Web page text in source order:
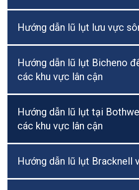
Hướng dẫn lũ lụt lưu vực
Hướng dẫn lũ lụt Bicheno
các khu vực lân cận
Hướng dẫn lũ lụt tại
các khu vực lân cận
Hướng dẫn lũ lụt Bracknell